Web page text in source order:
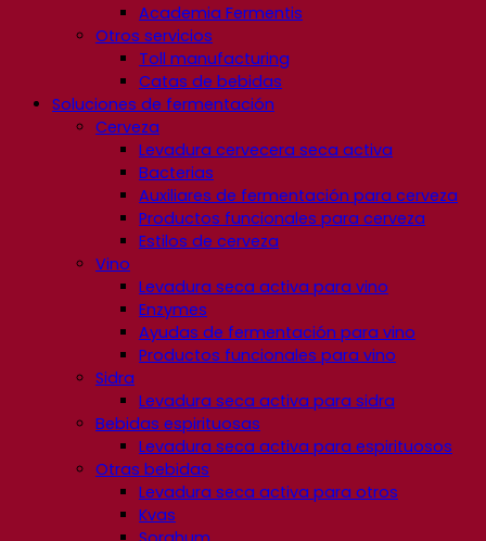
Academia Fermentis
Otros servicios
Toll manufacturing
Catas de bebidas
Soluciones de fermentación
Cerveza
Levadura cervecera seca activa
Bacterias
Auxiliares de fermentación para cerveza
Productos funcionales para cerveza
Estilos de cerveza
Vino
Levadura seca activa para vino
Enzymes
Ayudas de fermentación para vino
Productos funcionales para vino
Sidra
Levadura seca activa para sidra
Bebidas espirituosas
Levadura seca activa para espirituosos
Otras bebidas
Levadura seca activa para otros
Kvas